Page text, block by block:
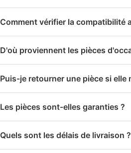
Comment vérifier la compatibilité
D'où proviennent les pièces
Puis-je retourner une pièce si elle
Les pièces sont-elles garanties ?
Quels sont les délais de livraison ?